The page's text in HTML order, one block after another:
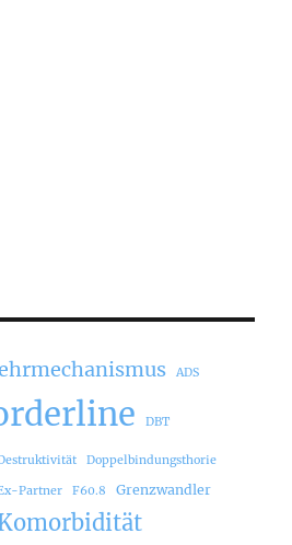
ADS
DBT
Doppelbindungsthorie
Partner F60.8 Grenzwandler